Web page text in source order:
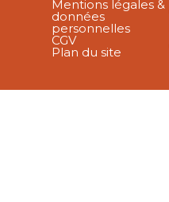
Mentions légales &
données
personnelles
CGV
Plan du site